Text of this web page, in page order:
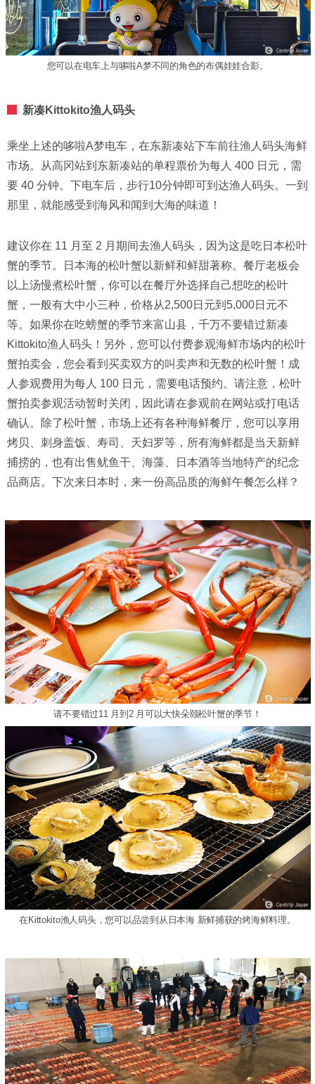
您可以在电车上与哆啦A梦不同的角色的布偶娃娃合影。
新凑Kittokito渔人码头
乘坐上述的哆啦A梦电车，在东新凑站下车前往渔人码头海鲜
市场。从高冈站到东新凑站的单程票价为每人 400 日元，需
要 40 分钟。下电车后，步行10分钟即可到达渔人码头。一到
那里，就能感受到海风和闻到大海的味道！
建议你在 11 月至 2 月期间去渔人码头，因为这是吃日本松叶
蟹的季节。日本海的松叶蟹以新鲜和鲜甜著称。餐厅老板会
以上汤慢煮松叶蟹，你可以在餐厅外选择自己想吃的松叶
蟹，一般有大中小三种，价格从2,500日元到5,000日元不
等。如果你在吃螃蟹的季节来富山县，千万不要错过新凑
Kittokito渔人码头！另外，您可以付费参观海鲜市场内的松叶
蟹拍卖会，您会看到买卖双方的叫卖声和无数的松叶蟹！成
人参观费用为每人 100 日元，需要电话预约。请注意，松叶
蟹拍卖参观活动暂时关闭，因此请在参观前在网站或打电话
确认。除了松叶蟹，市场上还有各种海鲜餐厅，您可以享用
烤贝、刺身盖饭、寿司、天妇罗等，所有海鲜都是当天新鲜
捕捞的，也有出售鱿鱼干、海藻、日本酒等当地特产的纪念
品商店。下次来日本时，来一份高品质的海鲜午餐怎么样？
请不要错过11 月到2 月可以大快朵颐松叶蟹的季节！
在Kittokito渔人码头，您可以品尝到从日本海 新鲜捕获的烤海鲜料理。